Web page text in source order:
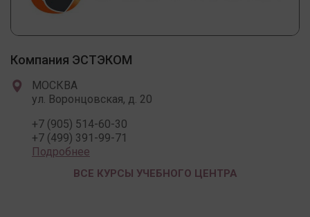
Компания ЭСТЭКОМ
МОСКВА
ул. Воронцовская, д. 20
+7 (905) 514-60-30
+7 (499) 391-99-71
Подробнее
ВСЕ КУРСЫ УЧЕБНОГО ЦЕНТРА